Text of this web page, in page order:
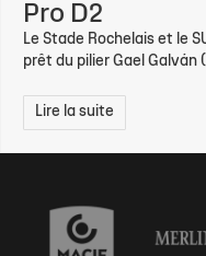
Pro D2
Le Stade Rochelais et le
prêt du pilier Gael Galván
Lire la suite